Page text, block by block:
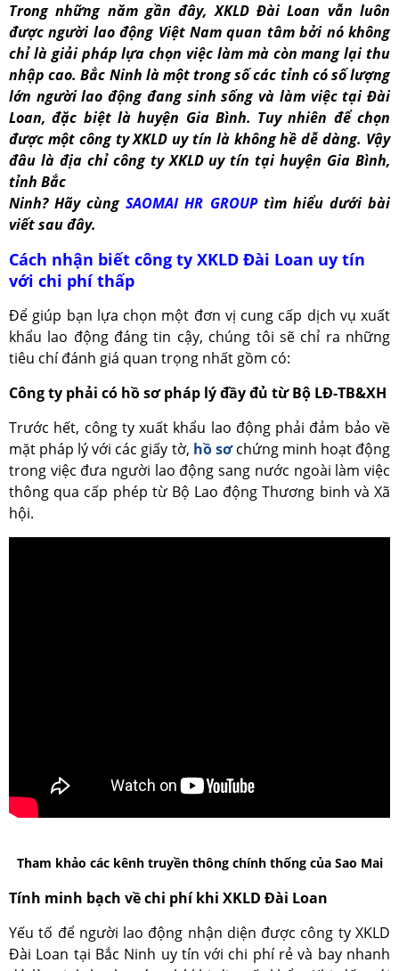
Trong những năm gần đây, XKLD Đài Loan vẫn luôn
được người lao động Việt Nam quan tâm bởi nó không
chỉ là giải pháp lựa chọn việc làm mà còn mang lại thu
nhập cao. Bắc Ninh là một trong số các tỉnh có số lượng
lớn người lao động đang sinh sống và làm việc tại Đài
Loan, đặc biệt là huyện Gia Bình. Tuy nhiên để chọn
được một công ty XKLD uy tín là không hề dễ dàng. Vậy
đâu là địa chỉ công ty XKLD uy tín tại huyện Gia Bình,
tỉnh Bắc
Ninh? Hãy cùngSAOMAI HR GROUPtìm hiểu dưới bài
viết sau đây.
Cách nhận biết công ty XKLD Đài Loan uy tín
với chi phí thấp
Để giúp bạn lựa chọn một đơn vị cung cấp dịch vụ xuất
khẩu lao động đáng tin cậy, chúng tôi sẽ chỉ ra những
tiêu chí đánh giá quan trọng nhất gồm có:
Công ty phải có hồ sơ pháp lý đầy đủ từ Bộ LĐ-TB&XH
Trước hết, công ty xuất khẩu lao động phải đảm bảo về
mặt pháp lý với các giấy tờ, hồ sơchứng minh hoạt động
trong việc đưa người lao động sang nước ngoài làm việc
thông qua cấp phép từ Bộ Lao động Thương binh và Xã
hội.
Tham khảo các kênh truyền thông chính thống của Sao Mai
Tính minh bạch về chi phí khi XKLD Đài Loan
Yếu tố để người lao động nhận diện được công ty XKLD
Đài Loan tại Bắc Ninh uy tín với chi phí rẻ và bay nhanh